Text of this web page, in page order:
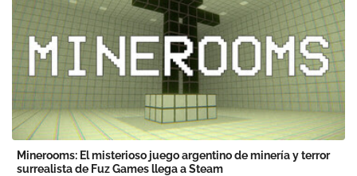
Minerooms: El misterioso juego argentino de minería y terror
surrealista de Fuz Games llega a Steam